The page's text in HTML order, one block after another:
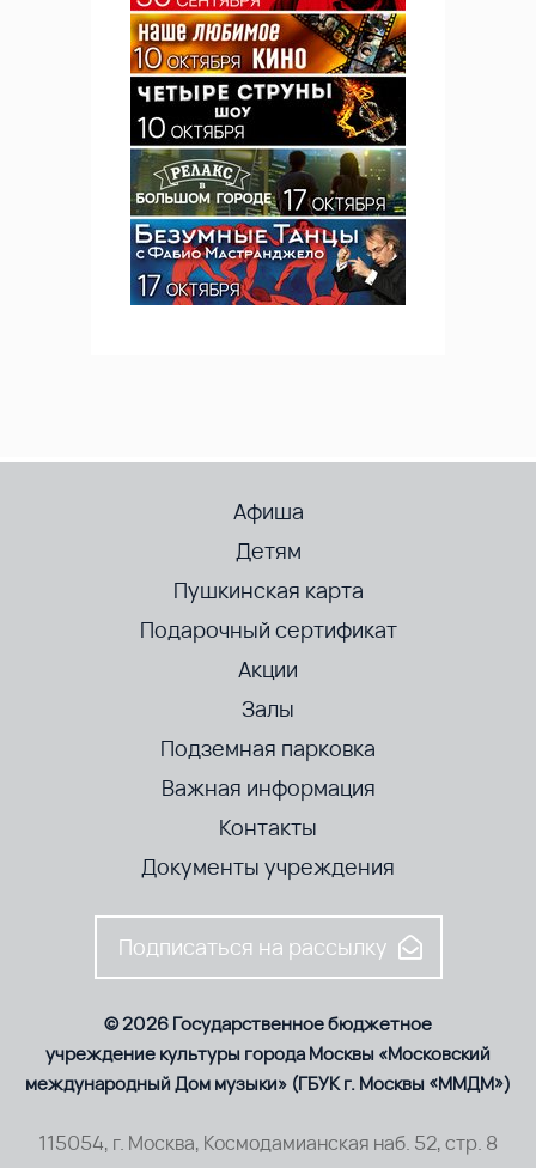
Афиша
Детям
Пушкинская карта
Подарочный сертификат
Акции
Залы
Подземная парковка
Важная информация
Контакты
Документы учреждения
Подписаться на рассылку
© 2026 Государственное бюджетное
учреждение культуры города Москвы «Московский
международный Дом музыки» (ГБУК г. Москвы «ММДМ»)
115054, г. Москва, Космодамианская наб. 52, стр. 8